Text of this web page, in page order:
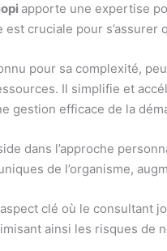
apporte une expertise
cruciale pour
pour sa complexité,
Il simplifie et
gestion efficace de la
dans l’approche
de l’organisme,
clé où le consultant
ainsi les risques de